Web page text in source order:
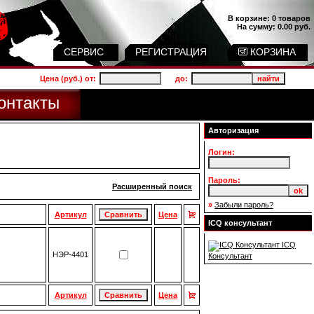
В корзине: 0 товаров
На сумму: 0.00 руб.
СЕРВИС РЕГИСТРАЦИЯ КОРЗИНА
Цена (руб.) от: до:
Расширенный поиск
Артикул Цена
НЭР-4401
Артикул Цена
Авторизация
Логин:
Пароль:
» Забыли пароль?
ICQ консультант
ICQ
Консультант